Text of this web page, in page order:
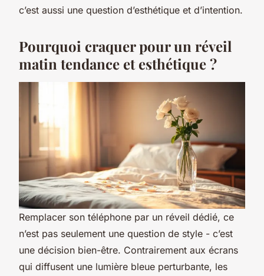
c’est aussi une question d’esthétique et d’intention.
Pourquoi craquer pour un réveil
matin tendance et esthétique ?
Remplacer son téléphone par un réveil dédié, ce
n’est pas seulement une question de style - c’est
une décision bien-être. Contrairement aux écrans
qui diffusent une lumière bleue perturbante, les